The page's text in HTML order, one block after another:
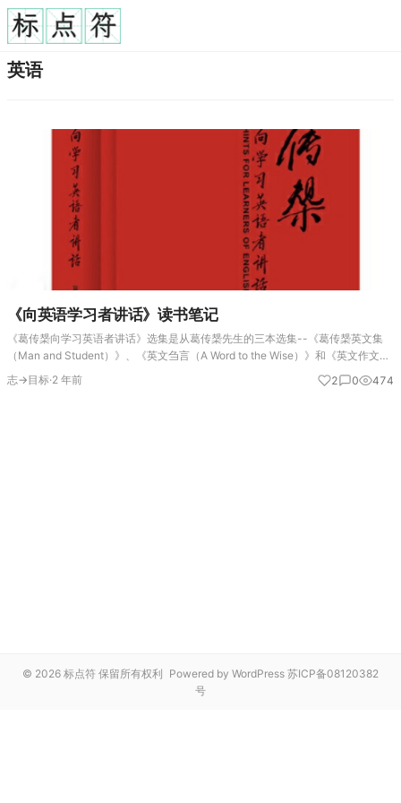
英语
《向英语学习者讲话》读书笔记
《葛传椝向学习英语者讲话》选集是从葛传椝先生的三本选集--《葛传椝英文集
（Man and Student）》、《英文刍言（A Word to the Wise）》和《英文作文教
本（A Textbook of English Composit…
志→目标·2 年前 2 0 474
© 2026 标点符 保留所有权利 Powered by WordPress 苏ICP备08120382
号